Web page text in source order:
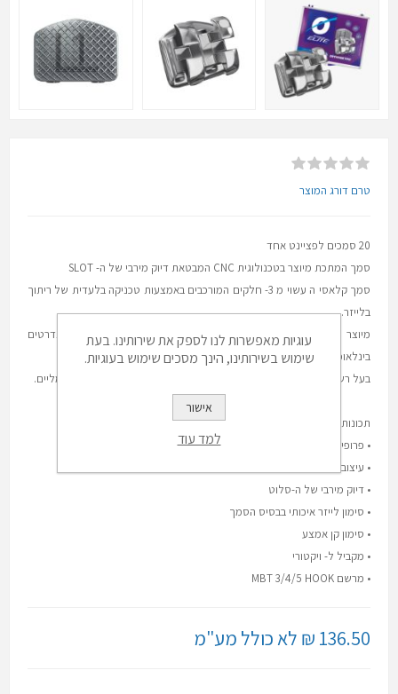
טרם דורג המוצר
20 סמכים לפציינט אחד
סמך המתכת מיוצר בטכנולוגית CNC המבטאת דיוק מירבי של ה- SLOT
סמך קלאסי ה עשוי מ 3- חלקים המורכבים באמצעות טכניקה בלעדית של ריתוך
בלייזר.
מיוצר מפלדה רפואית PH 17/4 באיכות גבוהה המותאמת לסטנדרטים
בינלאומיים.
בעל רשת צפופה 80 מיקרון בבסיס הסמך המבטיח התאמה ואחיזה אופטימליים.
תכונות המוצר
• פרופיל נמוך לנוחות מירבית
• עיצוב אנטומי
• דיוק מירבי של ה-סלוט
• סימון לייזר איכותי בבסיס הסמך
• סימון קן אמצע
• מקביל ל- ויקטורי
• מרשם MBT 3/4/5 HOOK
136.50 ₪ לא כולל מע"מ
עוגיות מאפשרות לנו לספק את שירותינו. בעת
שימוש בשירותינו, הינך מסכים שימוש בעוגיות.
אישור
למד עוד